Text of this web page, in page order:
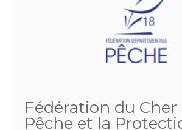
Fédération du Cher
Pêche et la